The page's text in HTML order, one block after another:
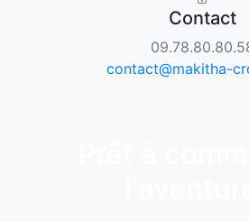
Contact
contact@makitha-